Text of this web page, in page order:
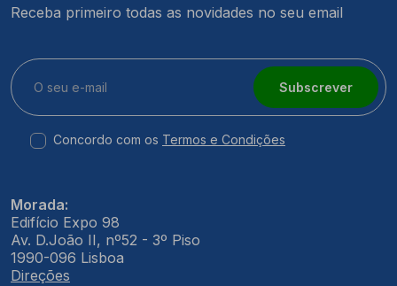
Receba primeiro todas as novidades no seu email
Subscrever
Concordo com os Termos e Condições
Morada:
Edifício Expo 98
Av. D.João II, nº52 - 3º Piso
1990-096 Lisboa
Direções